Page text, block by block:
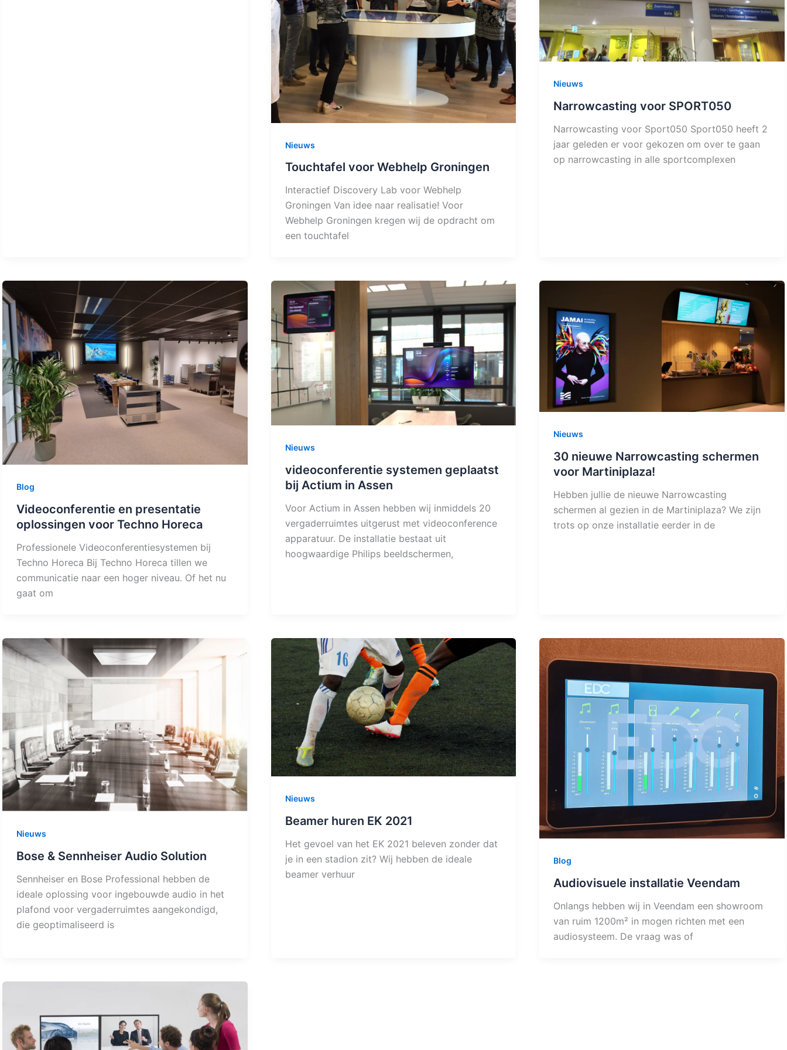
Nieuws
Touchtafel voor Webhelp Groningen
Interactief Discovery Lab voor Webhelp
Groningen Van idee naar realisatie! Voor
Webhelp Groningen kregen wij de opdracht om
een touchtafel
Nieuws
Narrowcasting voor SPORT050
Narrowcasting voor Sport050 Sport050 heeft 2
jaar geleden er voor gekozen om over te gaan
op narrowcasting in alle sportcomplexen
Blog
Videoconferentie en presentatie
oplossingen voor Techno Horeca
Professionele Videoconferentiesystemen bij
Techno Horeca Bij Techno Horeca tillen we
communicatie naar een hoger niveau. Of het nu
gaat om
Nieuws
videoconferentie systemen geplaatst
bij Actium in Assen
Voor Actium in Assen hebben wij inmiddels 20
vergaderruimtes uitgerust met videoconference
apparatuur. De installatie bestaat uit
hoogwaardige Philips beeldschermen,
Nieuws
30 nieuwe Narrowcasting schermen
voor Martiniplaza!
Hebben jullie de nieuwe Narrowcasting
schermen al gezien in de Martiniplaza? We zijn
trots op onze installatie eerder in de
Nieuws
Bose & Sennheiser Audio Solution
Sennheiser en Bose Professional hebben de
ideale oplossing voor ingebouwde audio in het
plafond voor vergaderruimtes aangekondigd,
die geoptimaliseerd is
Nieuws
Beamer huren EK 2021
Het gevoel van het EK 2021 beleven zonder dat
je in een stadion zit? Wij hebben de ideale
beamer verhuur
Blog
Audiovisuele installatie Veendam
Onlangs hebben wij in Veendam een showroom
van ruim 1200m² in mogen richten met een
audiosysteem. De vraag was of